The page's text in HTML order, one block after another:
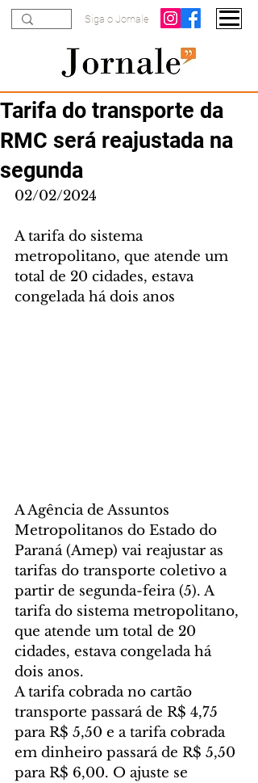
Siga o Jornale
Tarifa do transporte da
RMC será reajustada na
segunda
02/02/2024
A tarifa do sistema
metropolitano, que atende um
total de 20 cidades, estava
congelada há dois anos
A Agência de Assuntos
Metropolitanos do Estado do
Paraná (Amep) vai reajustar as
tarifas do transporte coletivo a
partir de segunda-feira (5). A
tarifa do sistema metropolitano,
que atende um total de 20
cidades, estava congelada há
dois anos.
A tarifa cobrada no cartão
transporte passará de R$ 4,75
para R$ 5,50 e a tarifa cobrada
em dinheiro passará de R$ 5,50
para R$ 6,00. O ajuste se